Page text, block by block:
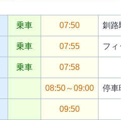
乗車 07:50 釧路駅
乗車 07:55 フィ
乗車 07:58
08:50～09:00 停車時
09:50